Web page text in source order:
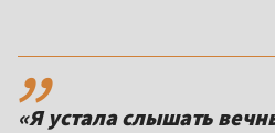
,,
«Я устала слышать